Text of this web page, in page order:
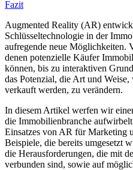
Fazit
Augmented Reality (AR)
Schlüsseltechnologie in der
aufregende neue Möglichkeiten.
denen potenzielle Käufer
können, bis zu interaktiven
das Potenzial, die Art und
verkauft werden, zu verändern.
In diesem Artikel werfen wir
die Immobilienbranche
Einsatzes von AR für Marketing
Beispiele, die bereits umgesetzt
die Herausforderungen, die mit
verbunden sind, sowie auf